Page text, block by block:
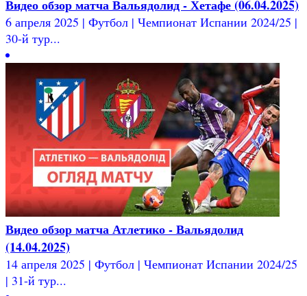
Видео обзор матча Вальядолид - Хетафе (06.04.2025)
6 апреля 2025 | Футбол | Чемпионат Испании 2024/25 |
30-й тур...
Видео обзор матча Атлетико - Вальядолид
(14.04.2025)
14 апреля 2025 | Футбол | Чемпионат Испании 2024/25
| 31-й тур...